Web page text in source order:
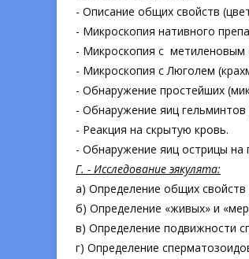
- Описание общих свойств
- Микроскопия нативного
- Микроскопия с
- Микроскопия с Люголем
- Обнаружение простейших
- Обнаружение яиц гельминтов
- Реакция на скрытую кровь.
- Обнаружение яиц острицы на
Г. - Исследование эякулята:
а) Определение общих свойств
б) Определение «живых» и
в) Определение подвижности
г) Определение